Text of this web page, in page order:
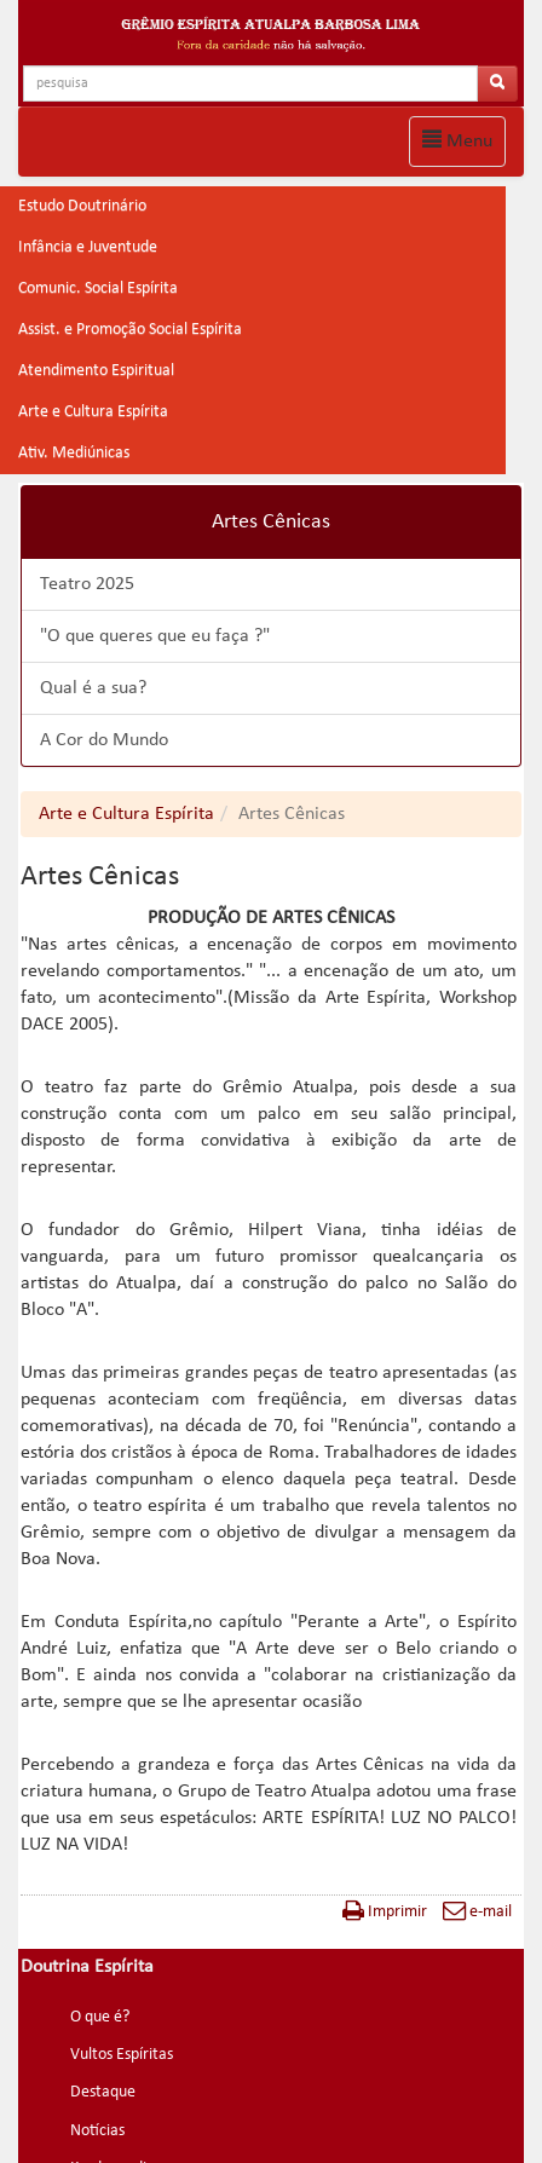
Menu
Estudo Doutrinário
Infância e Juventude
Comunic. Social Espírita
Assist. e Promoção Social Espírita
Atendimento Espiritual
Arte e Cultura Espírita
Ativ. Mediúnicas
Artes Cênicas
Teatro 2025
"O que queres que eu faça ?"
Qual é a sua?
A Cor do Mundo
Arte e Cultura Espírita Artes Cênicas
Artes Cênicas
PRODUÇÃO DE ARTES CÊNICAS
"Nas artes cênicas, a encenação de corpos em movimento
revelando comportamentos." "... a encenação de um ato, um
fato, um acontecimento".(Missão da Arte Espírita, Workshop
DACE 2005).
O teatro faz parte do Grêmio Atualpa, pois desde a sua
construção conta com um palco em seu salão principal,
disposto de forma convidativa à exibição da arte de
representar.
O fundador do Grêmio, Hilpert Viana, tinha idéias de
vanguarda, para um futuro promissor quealcançaria os
artistas do Atualpa, daí a construção do palco no Salão do
Bloco "A".
Umas das primeiras grandes peças de teatro apresentadas (as
pequenas aconteciam com freqüência, em diversas datas
comemorativas), na década de 70, foi "Renúncia", contando a
estória dos cristãos à época de Roma. Trabalhadores de idades
variadas compunham o elenco daquela peça teatral. Desde
então, o teatro espírita é um trabalho que revela talentos no
Grêmio, sempre com o objetivo de divulgar a mensagem da
Boa Nova.
Em Conduta Espírita,no capítulo "Perante a Arte", o Espírito
André Luiz, enfatiza que "A Arte deve ser o Belo criando o
Bom". E ainda nos convida a "colaborar na cristianização da
arte, sempre que se lhe apresentar ocasião
Percebendo a grandeza e força das Artes Cênicas na vida da
criatura humana, o Grupo de Teatro Atualpa adotou uma frase
que usa em seus espetáculos: ARTE ESPÍRITA! LUZ NO PALCO!
LUZ NA VIDA!
Imprimir e-mail
Doutrina Espírita
O que é?
Vultos Espíritas
Destaque
Notícias